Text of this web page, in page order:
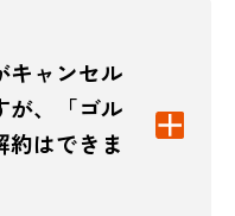
キャンセル
が、「ゴル
約はできま